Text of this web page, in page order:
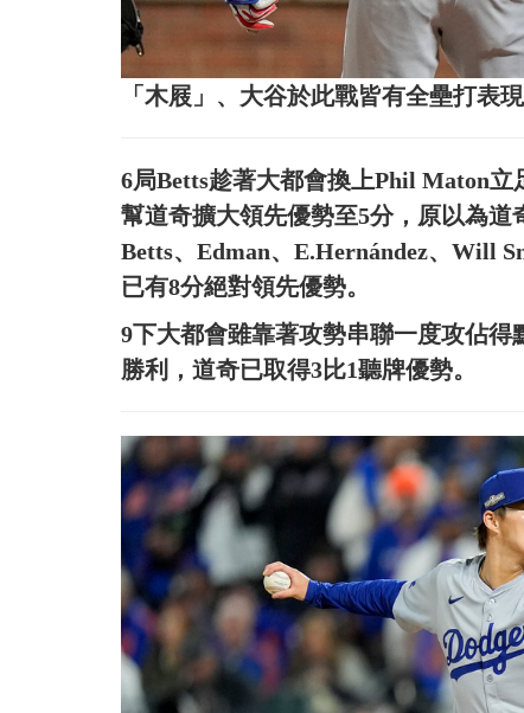
「木屐」、大谷於此戰皆有全壘打表
6局Betts趁著大都會換上Phil Maton
幫道奇擴大領先優勢至5分，原以為道
Betts、Edman、E.Hernández、Will
已有8分絕對領先優勢。
9下大都會雖靠著攻勢串聯一度攻佔
勝利，道奇已取得3比1聽牌優勢。